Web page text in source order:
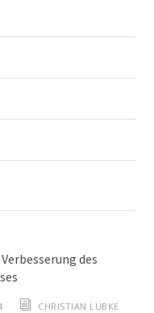
des
CHRISTIAN LÜBKE